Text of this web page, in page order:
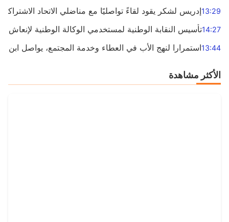
13:29إدريس لشكر يقود لقاءً تواصليًا مع مناضلي الاتحاد
14:27تأسيس النقابة الوطنية لمستخدمي الوكالة الوطنية لإنعاش
13:44استمرارا لنهج الأب في العطاء وخدمة المجتمع، يواصل ابن
الأكثر مشاهدة